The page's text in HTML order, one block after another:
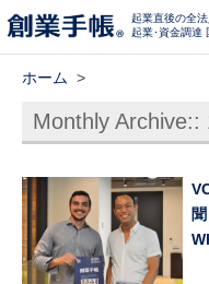
起業直後の全法
起業･資金調達
ホーム >
Monthly Archive::